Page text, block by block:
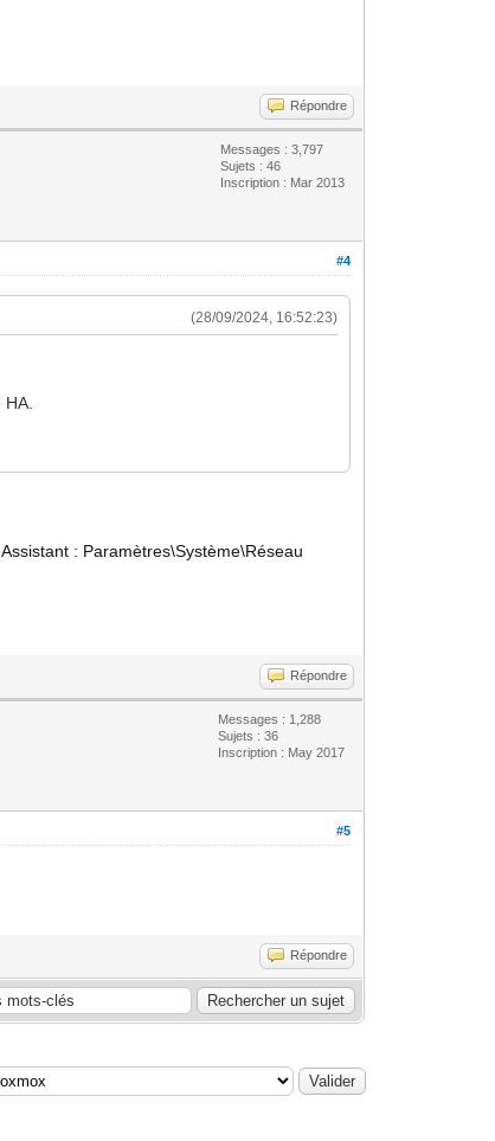
Répondre
Messages : 3,797
Sujets : 46
Inscription : Mar 2013
#4
(28/09/2024, 16:52:23)
: Paramètres\Système\Réseau
Répondre
Messages : 1,288
Sujets : 36
Inscription : May 2017
#5
Répondre